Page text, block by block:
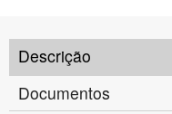
Descrição
Documentos